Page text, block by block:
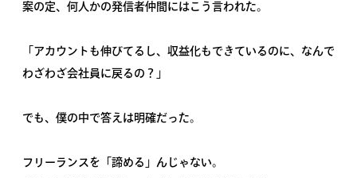
案の定、何人かの発信者仲間にはこう言われた。
「アカウントも伸びてるし、収益化もできているのに、なんで
わざわざ会社員に戻るの？」
でも、僕の中で答えは明確だった。
フリーランスを「諦める」んじゃない。